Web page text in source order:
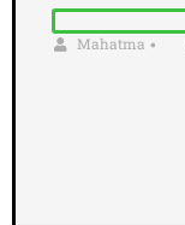
Mahatma •